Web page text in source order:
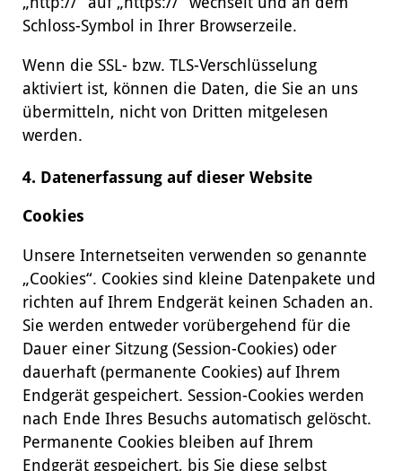
Schloss-Symbol in Ihrer Browserzeile.
Wenn die SSL- bzw. TLS-Verschlüsselung
aktiviert ist, können die Daten, die Sie an uns
übermitteln, nicht von Dritten mitgelesen
werden.
4. Datenerfassung auf dieser Website
Cookies
Unsere Internetseiten verwenden so genannte
„Cookies“. Cookies sind kleine Datenpakete und
richten auf Ihrem Endgerät keinen Schaden an.
Sie werden entweder vorübergehend für die
Dauer einer Sitzung (Session-Cookies) oder
dauerhaft (permanente Cookies) auf Ihrem
Endgerät gespeichert. Session-Cookies werden
nach Ende Ihres Besuchs automatisch gelöscht.
Permanente Cookies bleiben auf Ihrem
Endgerät gespeichert, bis Sie diese selbst